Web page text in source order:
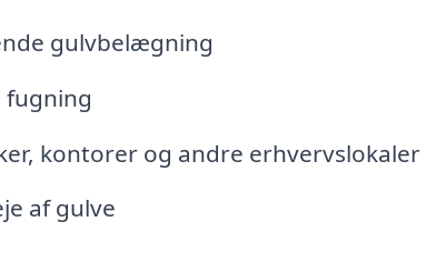
gulvbelægning
fugning
kontorer og andre erhvervslokaler
af gulve